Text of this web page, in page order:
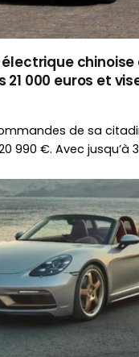
chinoise
21 000 euros et
de sa
990 €. Avec jusqu’à
elle s’attaque au